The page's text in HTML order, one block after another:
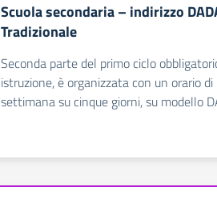
Scuola secondaria – indirizzo
Tradizionale
Seconda parte del primo ciclo
istruzione, è organizzata con un orario
settimana su cinque giorni, su modello